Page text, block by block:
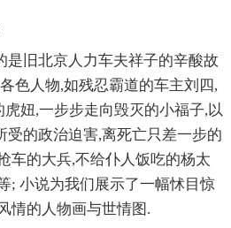
是旧北京人力车夫祥子的辛酸故
色人物,如残忍霸道的车主刘四,
妞,一步步走向毁灭的小福子,以
受的政治迫害,离死亡只差一步的
车的大兵,不给仆人饭吃的杨太
; 小说为我们展示了一幅怵目惊
情的人物画与世情图.